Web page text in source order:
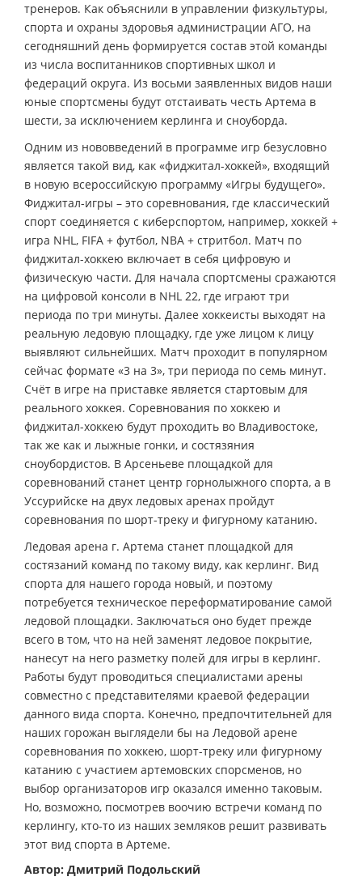
тренеров. Как объяснили в управлении физкультуры,
спорта и охраны здоровья администрации АГО, на
сегодняшний день формируется состав этой команды
из числа воспитанников спортивных школ и
федераций округа. Из восьми заявленных видов наши
юные спортсмены будут отстаивать честь Артема в
шести, за исключением керлинга и сноуборда.
Одним из нововведений в программе игр безусловно
является такой вид, как «фиджитал-хоккей», входящий
в новую всероссийскую программу «Игры будущего».
Фиджитал-игры – это соревнования, где классический
спорт соединяется с киберспортом, например, хоккей +
игра NHL, FIFA + футбол, NBA + стритбол. Матч по
фиджитал-хоккею включает в себя цифровую и
физическую части. Для начала спортсмены сражаются
на цифровой консоли в NHL 22, где играют три
периода по три минуты. Далее хоккеисты выходят на
реальную ледовую площадку, где уже лицом к лицу
выявляют сильнейших. Матч проходит в популярном
сейчас формате «3 на 3», три периода по семь минут.
Счёт в игре на приставке является стартовым для
реального хоккея. Соревнования по хоккею и
фиджитал-хоккею будут проходить во Владивостоке,
так же как и лыжные гонки, и состязяния
сноубордистов. В Арсеньеве площадкой для
соревнований станет центр горнолыжного спорта, а в
Уссурийске на двух ледовых аренах пройдут
соревнования по шорт-треку и фигурному катанию.
Ледовая арена г. Артема станет площадкой для
состязаний команд по такому виду, как керлинг. Вид
спорта для нашего города новый, и поэтому
потребуется техническое переформатирование самой
ледовой площадки. Заключаться оно будет прежде
всего в том, что на ней заменят ледовое покрытие,
нанесут на него разметку полей для игры в керлинг.
Работы будут проводиться специалистами арены
совместно с представителями краевой федерации
данного вида спорта. Конечно, предпочтительней для
наших горожан выглядели бы на Ледовой арене
соревнования по хоккею, шорт-треку или фигурному
катанию с участием артемовских спорсменов, но
выбор организаторов игр оказался именно таковым.
Но, возможно, посмотрев воочию встречи команд по
керлингу, кто-то из наших земляков решит развивать
этот вид спорта в Артеме.
Автор: Дмитрий Подольский